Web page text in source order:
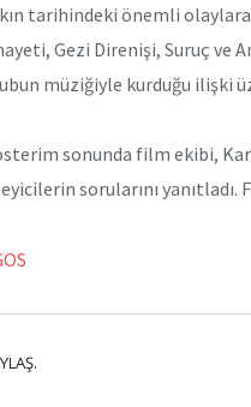
tarihindeki önemli
Gezi Direnişi, Suruç ve
müziğiyle kurduğu ilişki
sonunda film ekibi,
sorularını yanıtladı.